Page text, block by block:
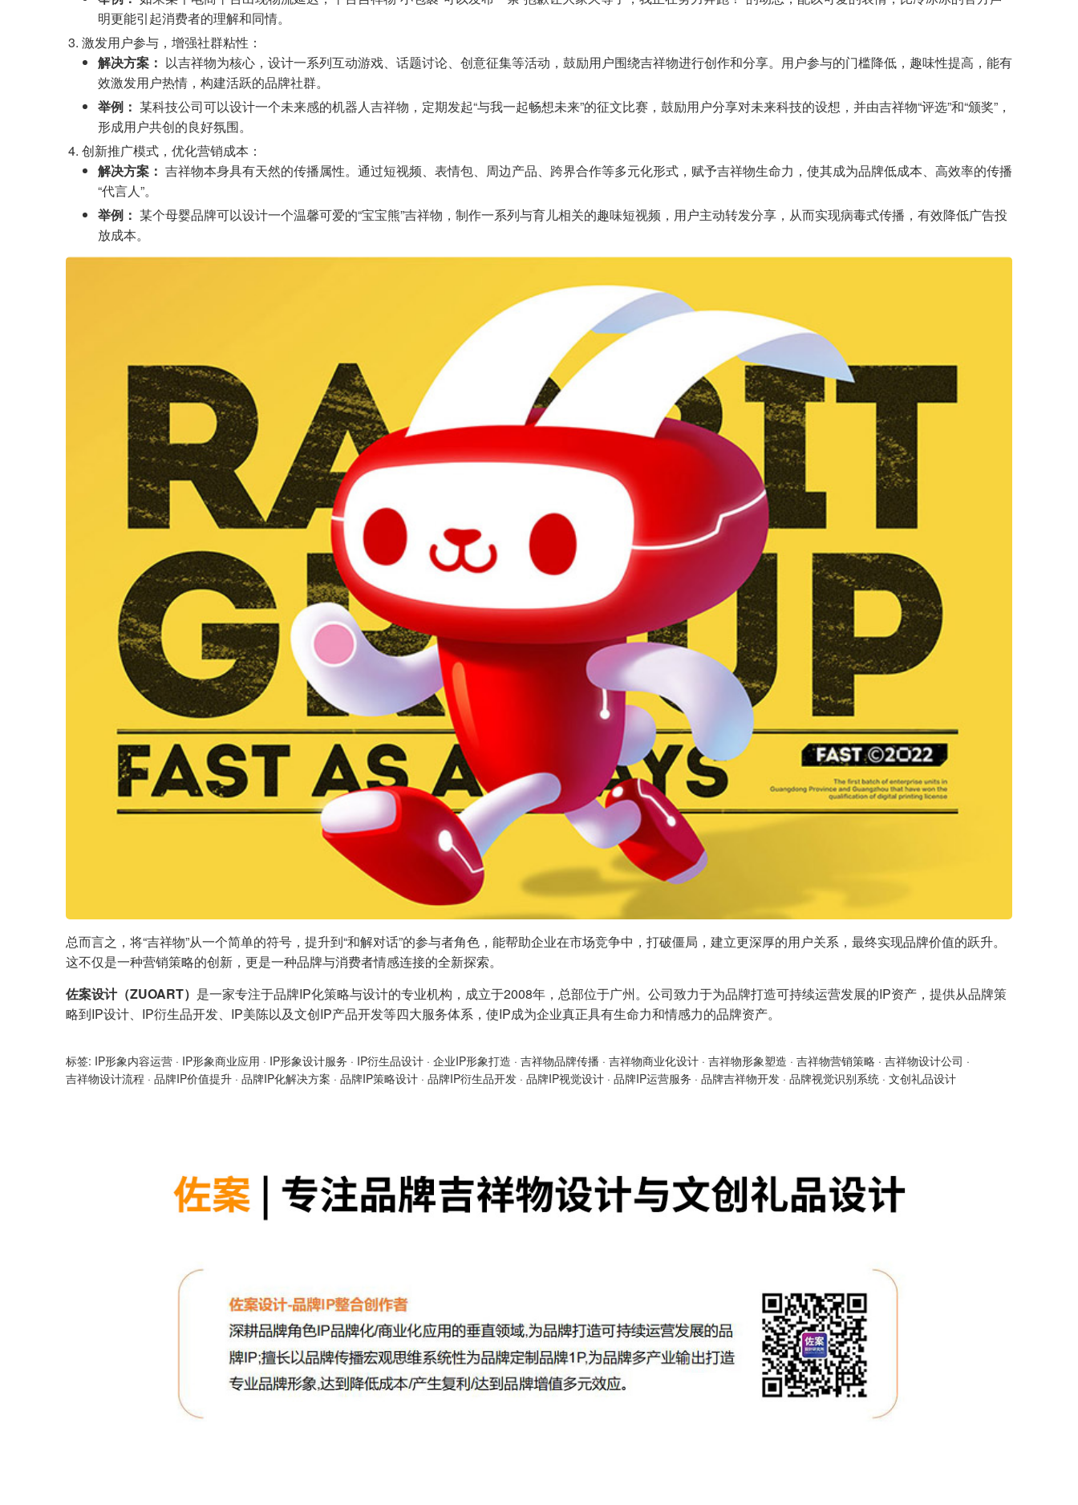
明更能引起消费者的理解和同情。
激发用户参与，增强社群粘性：
解决方案： 以吉祥物为核心，设计一系列互动游戏、话题讨论、创意征集等活动，鼓励用户围绕吉祥物进行创作和分享。用户参与的门槛降低，趣味性提高，能有
效激发用户热情，构建活跃的品牌社群。
举例： 某科技公司可以设计一个未来感的机器人吉祥物，定期发起“与我一起畅想未来”的征文比赛，鼓励用户分享对未来科技的设想，并由吉祥物“评选”和“颁奖”，
形成用户共创的良好氛围。
创新推广模式，优化营销成本：
解决方案： 吉祥物本身具有天然的传播属性。通过短视频、表情包、周边产品、跨界合作等多元化形式，赋予吉祥物生命力，使其成为品牌低成本、高效率的传播
“代言人”。
举例： 某个母婴品牌可以设计一个温馨可爱的“宝宝熊”吉祥物，制作一系列与育儿相关的趣味短视频，用户主动转发分享，从而实现病毒式传播，有效降低广告投
放成本。
总而言之，将“吉祥物”从一个简单的符号，提升到“和解对话”的参与者角色，能帮助企业在市场竞争中，打破僵局，建立更深厚的用户关系，最终实现品牌价值的跃升。
这不仅是一种营销策略的创新，更是一种品牌与消费者情感连接的全新探索。
佐案设计（ZUOART） 是一家专注于品牌IP化策略与设计的专业机构，成立于2008年，总部位于广州。公司致力于为品牌打造可持续运营发展的IP资产，提供从品牌策
略到IP设计、IP衍生品开发、IP美陈以及文创IP产品开发等四大服务体系，使IP成为企业真正具有生命力和情感力的品牌资产。
标签: IP形象内容运营 · IP形象商业应用 · IP形象设计服务 · IP衍生品设计 · 企业IP形象打造 · 吉祥物品牌传播 · 吉祥物商业化设计 · 吉祥物形象塑造 · 吉祥物营销策略 · 吉祥物设计公司 ·
吉祥物设计流程 · 品牌IP价值提升 · 品牌IP化解决方案 · 品牌IP策略设计 · 品牌IP衍生品开发 · 品牌IP视觉设计 · 品牌IP运营服务 · 品牌吉祥物开发 · 品牌视觉识别系统 · 文创礼品设计